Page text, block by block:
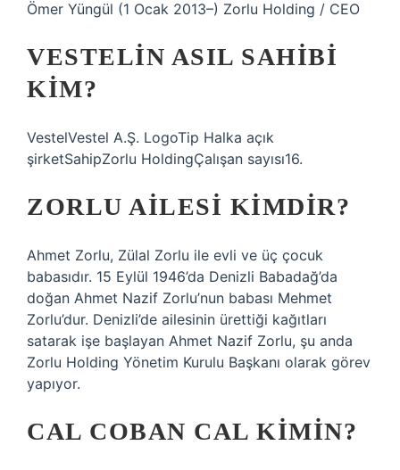
Ömer Yüngül (1 Ocak 2013–) Zorlu Holding / CEO
VESTELIN ASIL SAHIBI
KIM?
VestelVestel A.Ş. LogoTip Halka açık
şirketSahipZorlu HoldingÇalışan sayısı16.
ZORLU AILESI KIMDIR?
Ahmet Zorlu, Zülal Zorlu ile evli ve üç çocuk
babasıdır. 15 Eylül 1946’da Denizli Babadağ’da
doğan Ahmet Nazif Zorlu’nun babası Mehmet
Zorlu’dur. Denizli’de ailesinin ürettiği kağıtları
satarak işe başlayan Ahmet Nazif Zorlu, şu anda
Zorlu Holding Yönetim Kurulu Başkanı olarak görev
yapıyor.
CAL COBAN CAL KIMIN?